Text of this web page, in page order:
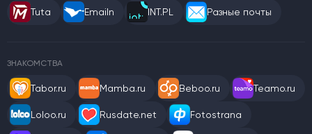
Tuta Emailn INT.PL Разные почты
ЗНАКОМСТВА
Tabor.ru Mamba.ru Beboo.ru Teamo.ru
Loloo.ru Rusdate.net Fotostrana